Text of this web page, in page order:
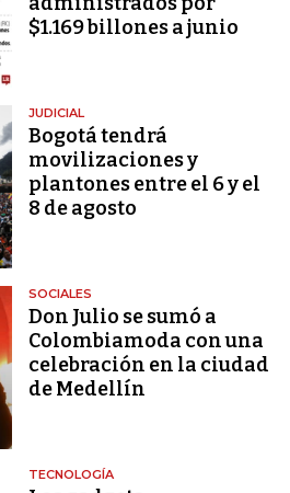
$1.169 billones a junio
JUDICIAL
Bogotá tendrá
movilizaciones y
plantones entre el 6 y el
8 de agosto
SOCIALES
Don Julio se sumó a
Colombiamoda con una
celebración en la ciudad
de Medellín
TECNOLOGÍA